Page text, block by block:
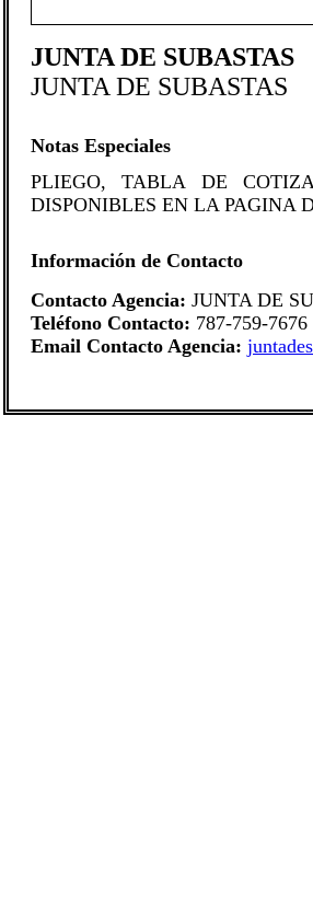
JUNTA DE SUBASTAS
JUNTA DE SUBASTAS
Notas Especiales
​PLIEGO, TABLA DE
DISPONIBLES EN LA PAGINA
Información de Contacto
Contacto Agencia: JUNTA DE
Teléfono Contacto: 787-759-7676
Email Contacto Agencia: